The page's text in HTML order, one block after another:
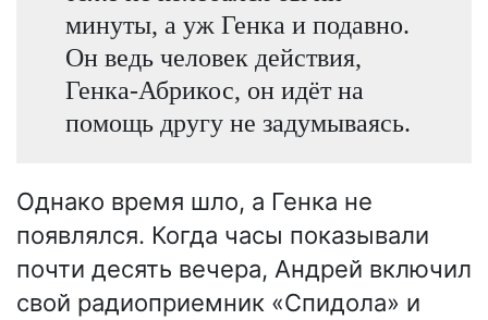
минуты, а уж Генка и подавно.
Он ведь человек действия,
Генка-Абрикос, он идёт на
помощь другу не задумываясь.
Однако время шло, а Генка не
появлялся. Когда часы показывали
почти десять вечера, Андрей включил
свой радиоприемник «Спидола» и